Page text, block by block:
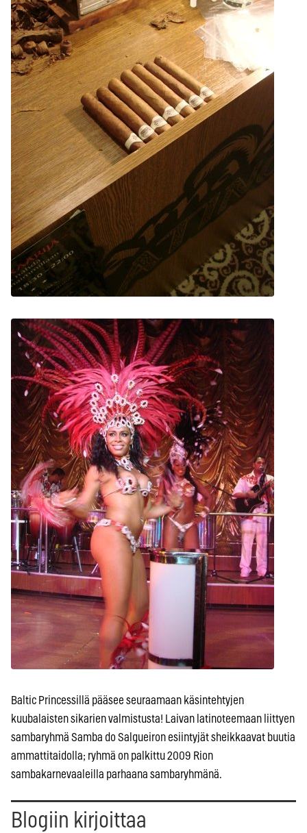
Baltic Princessillä pääsee seuraamaan käsintehtyjen
kuubalaisten sikarien valmistusta! Laivan latinoteemaan liittyen
sambaryhmä Samba do Salgueiron esiintyjät sheikkaavat buutia
ammattitaidolla; ryhmä on palkittu 2009 Rion
sambakarnevaaleilla parhaana sambaryhmänä.
Blogiin kirjoittaa